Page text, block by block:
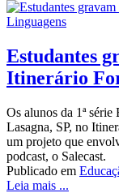
Estudantes
Itinerário
Os alunos da 1ª
Lasagna, SP, no
um projeto que
podcast, o Salecast.
Publicado em
Leia mais ...